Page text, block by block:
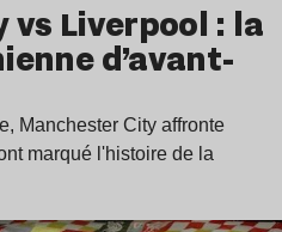
vs Liverpool : la
d’avant-
Manchester City affronte
marqué l'histoire de la